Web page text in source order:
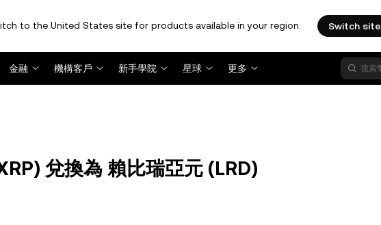
to the United States site for products available in your region. Switch site
金融 機構客戶 新手學院 星球 更多
兌換為 賴比瑞亞元 (LRD)